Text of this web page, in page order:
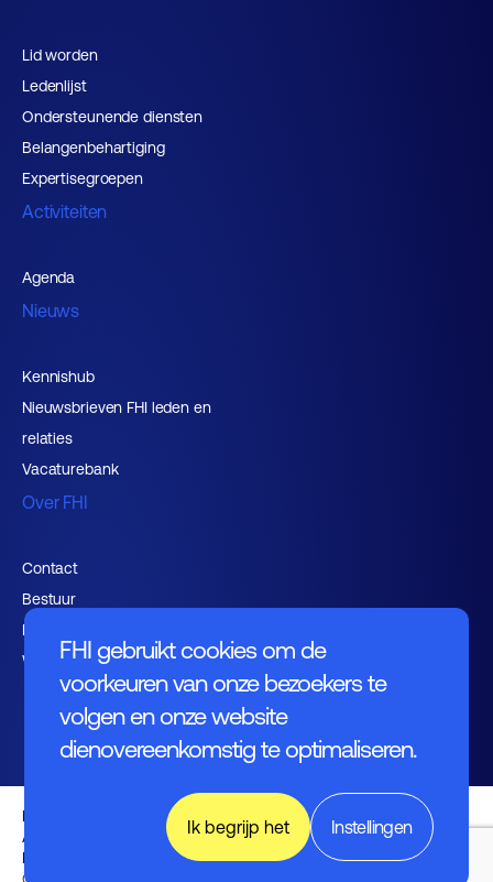
FHI gebruikt cookies om de
voorkeuren van onze bezoekers te
volgen en onze website
dienovereenkomstig te optimaliseren.
Instellingen
Ik begrijp het
Lid worden
Ledenlijst
Ondersteunende diensten
Belangenbehartiging
Expertisegroepen
Activiteiten
Agenda
Nieuws
Kennishub
Nieuwsbrieven FHI leden en
relaties
Vacaturebank
Over FHI
Contact
Bestuur
Medewerkers
Werken bij FHI
Privacybeleid
Algemene voorwaarden
Disclaimer
© FHI 2026